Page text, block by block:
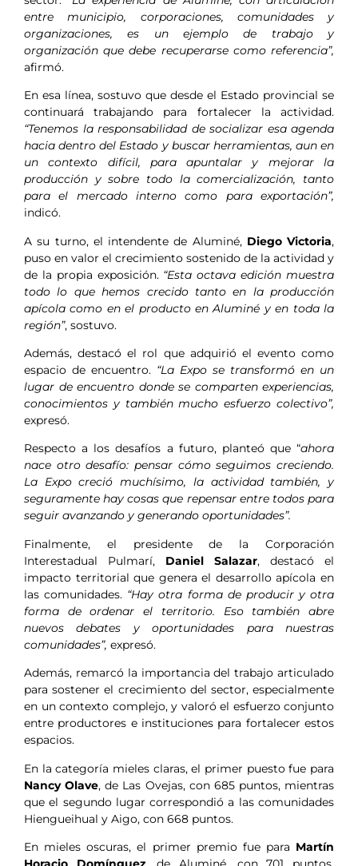
entre municipio, corporaciones, comunidades y
organizaciones, es un ejemplo de trabajo y
organización que debe recuperarse como referencia”,
afirmó.
En esa línea, sostuvo que desde el Estado provincial se
continuará trabajando para fortalecer la actividad.
“Tenemos la responsabilidad de socializar esa agenda
hacia dentro del Estado y buscar herramientas, aun en
un contexto difícil, para apuntalar y mejorar la
producción y sobre todo la comercialización, tanto
para el mercado interno como para exportación”,
indicó.
A su turno, el intendente de Aluminé, Diego Victoria,
puso en valor el crecimiento sostenido de la actividad y
de la propia exposición. “Esta octava edición muestra
todo lo que hemos crecido tanto en la producción
apícola como en el producto en Aluminé y en toda la
región”, sostuvo.
Además, destacó el rol que adquirió el evento como
espacio de encuentro. “La Expo se transformó en un
lugar de encuentro donde se comparten experiencias,
conocimientos y también mucho esfuerzo colectivo”,
expresó.
Respecto a los desafíos a futuro, planteó que “ahora
nace otro desafío: pensar cómo seguimos creciendo.
La Expo creció muchísimo, la actividad también, y
seguramente hay cosas que repensar entre todos para
seguir avanzando y generando oportunidades”.
Finalmente, el presidente de la Corporación
Interestadual Pulmarí, Daniel Salazar, destacó el
impacto territorial que genera el desarrollo apícola en
las comunidades. “Hay otra forma de producir y otra
forma de ordenar el territorio. Eso también abre
nuevos debates y oportunidades para nuestras
comunidades”, expresó.
Además, remarcó la importancia del trabajo articulado
para sostener el crecimiento del sector, especialmente
en un contexto complejo, y valoró el esfuerzo conjunto
entre productores e instituciones para fortalecer estos
espacios.
En la categoría mieles claras, el primer puesto fue para
Nancy Olave, de Las Ovejas, con 685 puntos, mientras
que el segundo lugar correspondió a las comunidades
Hiengueihual y Aigo, con 668 puntos.
En mieles oscuras, el primer premio fue para Martín